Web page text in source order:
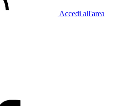
Accedi all'area